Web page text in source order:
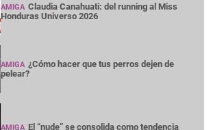
AMIGA Claudia Canahuati: del running al Miss
Honduras Universo 2026
AMIGA ¿Cómo hacer que tus perros dejen de
pelear?
AMIGA El “nude” se consolida como tendencia